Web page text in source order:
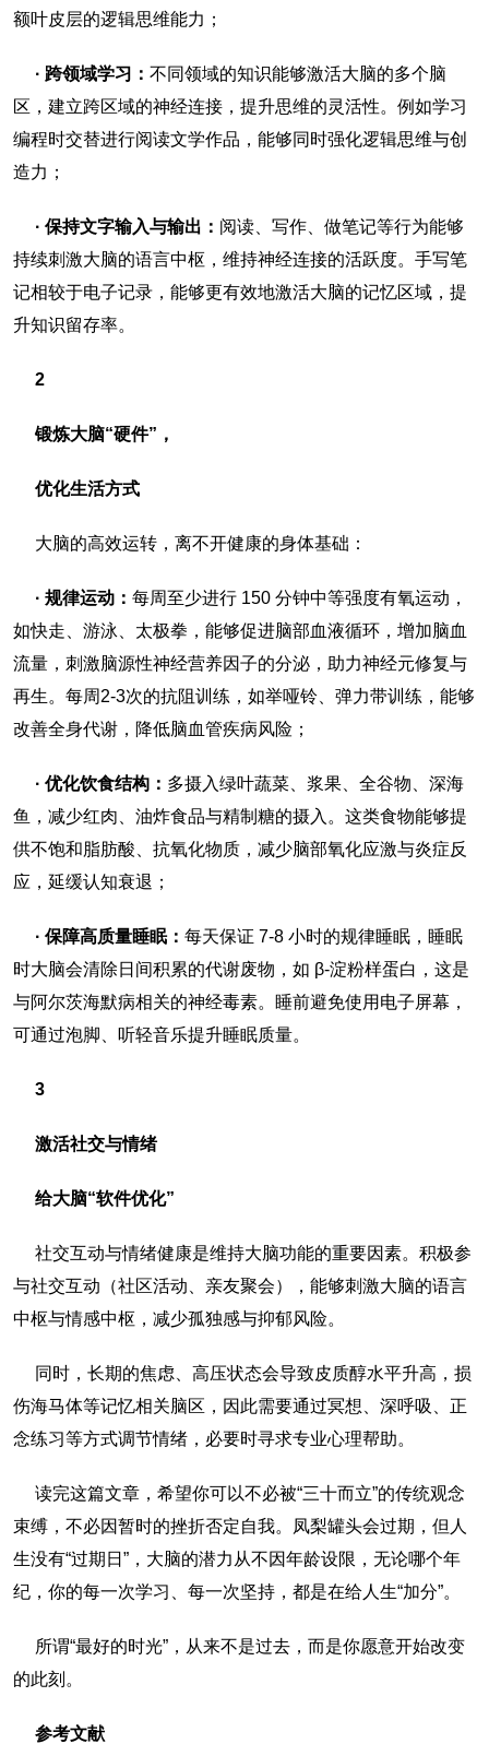
额叶皮层的逻辑思维能力；
· 跨领域学习： 不同领域的知识能够激活大脑的多个脑
区，建立跨区域的神经连接，提升思维的灵活性。例如学习
编程时交替进行阅读文学作品，能够同时强化逻辑思维与创
造力；
· 保持文字输入与输出： 阅读、写作、做笔记等行为能够
持续刺激大脑的语言中枢，维持神经连接的活跃度。手写笔
记相较于电子记录，能够更有效地激活大脑的记忆区域，提
升知识留存率。
2
锻炼大脑“硬件”，
优化生活方式
大脑的高效运转，离不开健康的身体基础：
· 规律运动： 每周至少进行 150 分钟中等强度有氧运动，
如快走、游泳、太极拳，能够促进脑部血液循环，增加脑血
流量，刺激脑源性神经营养因子的分泌，助力神经元修复与
再生。每周2-3次的抗阻训练，如举哑铃、弹力带训练，能够
改善全身代谢，降低脑血管疾病风险；
· 优化饮食结构： 多摄入绿叶蔬菜、浆果、全谷物、深海
鱼，减少红肉、油炸食品与精制糖的摄入。这类食物能够提
供不饱和脂肪酸、抗氧化物质，减少脑部氧化应激与炎症反
应，延缓认知衰退；
· 保障高质量睡眠： 每天保证 7-8 小时的规律睡眠，睡眠
时大脑会清除日间积累的代谢废物，如 β-淀粉样蛋白，这是
与阿尔茨海默病相关的神经毒素。睡前避免使用电子屏幕，
可通过泡脚、听轻音乐提升睡眠质量。
3
激活社交与情绪
给大脑“软件优化”
社交互动与情绪健康是维持大脑功能的重要因素。积极参
与社交互动（社区活动、亲友聚会），能够刺激大脑的语言
中枢与情感中枢，减少孤独感与抑郁风险。
同时，长期的焦虑、高压状态会导致皮质醇水平升高，损
伤海马体等记忆相关脑区，因此需要通过冥想、深呼吸、正
念练习等方式调节情绪，必要时寻求专业心理帮助。
读完这篇文章，希望你可以不必被“三十而立”的传统观念
束缚，不必因暂时的挫折否定自我。凤梨罐头会过期，但人
生没有“过期日”，大脑的潜力从不因年龄设限，无论哪个年
纪，你的每一次学习、每一次坚持，都是在给人生“加分”。
所谓“最好的时光”，从来不是过去，而是你愿意开始改变
的此刻。
参考文献